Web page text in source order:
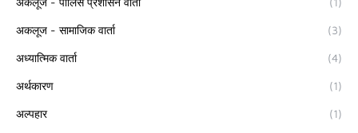
अकलूज - सामाजिक वार्ता (3)
अध्यात्मिक वार्ता (4)
अर्थकारण (1)
अल्पहार (1)